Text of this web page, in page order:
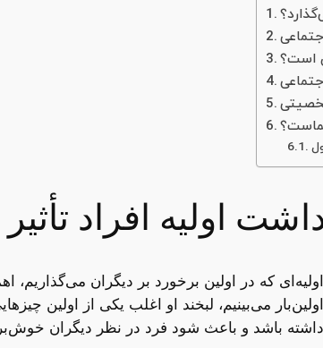
است؟
اولیه افراد
که در اولین برخورد بر دیگران می‌گذاریم،
می‌بینیم، لبخند او اغلب یکی از اولین
داشته باشد و باعث شود فرد در نظر دیگران